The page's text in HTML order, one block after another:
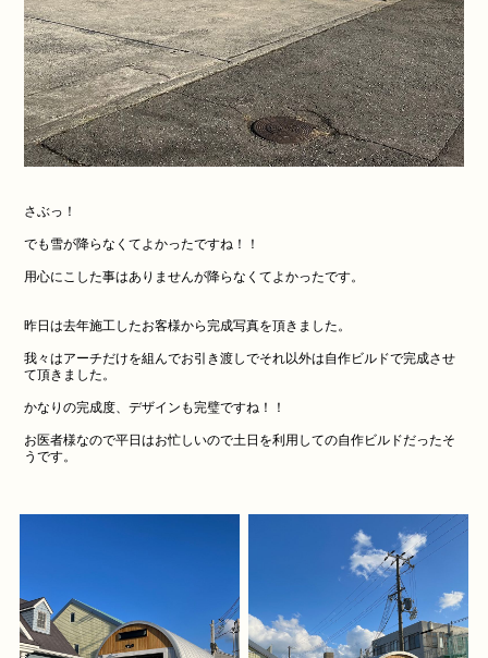
さぶっ！
でも雪が降らなくてよかったですね！！
用心にこした事はありませんが降らなくてよかったです。
昨日は去年施工したお客様から完成写真を頂きました。
我々はアーチだけを組んでお引き渡しでそれ以外は自作ビルドで完成させ
て頂きました。
かなりの完成度、デザインも完璧ですね！！
お医者様なので平日はお忙しいので土日を利用しての自作ビルドだったそ
うです。